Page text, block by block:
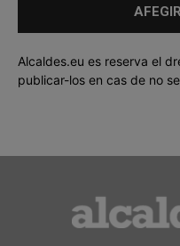
Alcaldes.eu es reserva el
publicar-los en cas de no